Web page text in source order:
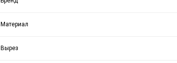
Материал
Вырез